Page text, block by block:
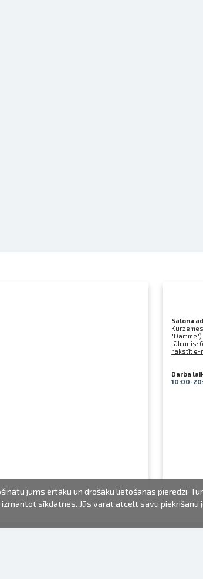
Salona
"Damme")
tālrunis:
rakstīt e-
Darba
10:00-
jums ērtāku un drošāku lietošanas pieredzi.
sīkdatnes. Jūs varat atcelt savu